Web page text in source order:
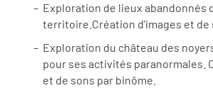
Exploration de lieux abandonnés
territoire.Création d'images et de
Exploration du château des
pour ses activités paranormales.
et de sons par binôme.